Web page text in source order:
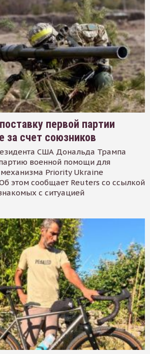
первой партии
за счет союзников
США Дональда Трампа
военной помощи для
Priority Ukraine
этом сообщает Reuters со ссылкой
с ситуацией